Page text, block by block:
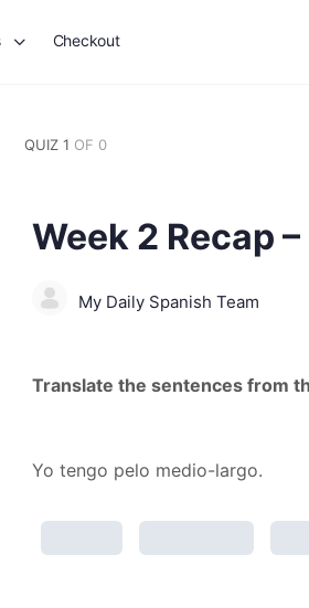
Checkout
QUIZ 1 OF 0
Week 2 Recap
My Daily Spanish Team
Translate the sentences from
Yo tengo pelo medio-largo.